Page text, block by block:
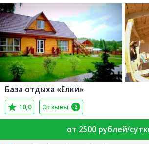
База отдыха «Ёлки»
10,0 Отзывы 2
от 2500 рублей/